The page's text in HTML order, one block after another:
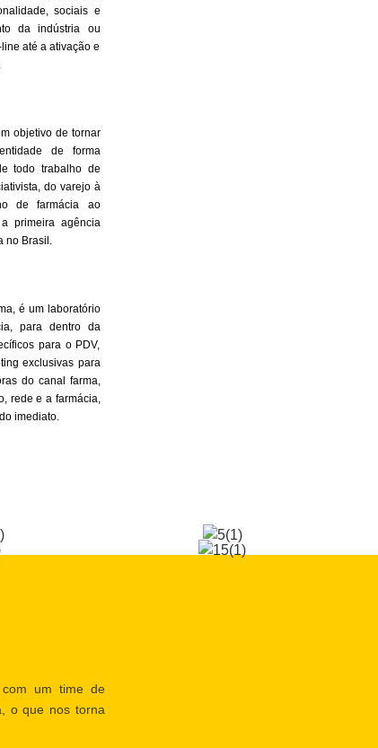
sociais e
da indústria ou
até a ativação e
objetivo de tornar
de forma
todo trabalho de
do varejo à
de farmácia ao
primeira agência
no Brasil.
é um laboratório
para dentro da
para o PDV,
exclusivas para
do canal farma,
rede e a farmácia,
imediato.
com um time de
o que nos torna